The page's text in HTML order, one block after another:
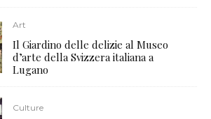
Art
Il Giardino delle delizie al Museo
d’arte della Svizzera italiana a
Lugano
Culture